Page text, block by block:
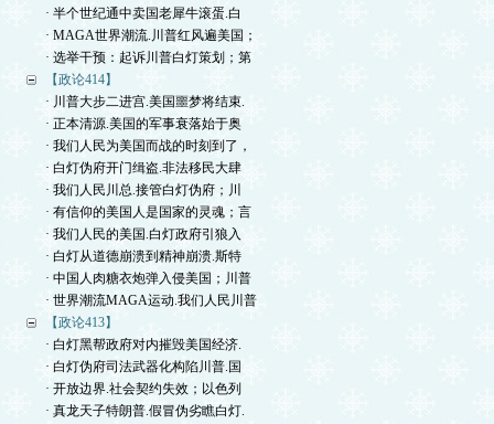
· 半个世纪通中卖国老犀牛滚蛋.白
· MAGA世界潮流.川普红风遍美国；
· 选举干预：起诉川普白灯策划；第
【政论414】
· 川普大步二进宫.美国噩梦将结束.
· 正本清源.美国的军事衰落始于奥
· 我们人民为美国而战的时刻到了，
· 白灯伪府开门缉盗.非法移民大肆
· 我们人民川总.接管白灯伪府；川
· 有信仰的美国人是国家的灵魂；言
· 我们人民的美国.白灯政府引狼入
· 白灯从道德崩溃到精神崩溃.斯特
· 中国人肉糖衣炮弹入侵美国；川普
· 世界潮流MAGA运动.我们人民川普
【政论413】
· 白灯黑帮政府对内摧毁美国经济.
· 白灯伪府司法武器化构陷川普.国
· 开放边界.社会契约失效；以色列
· 真龙天子特朗普.假冒伪劣瞧白灯.